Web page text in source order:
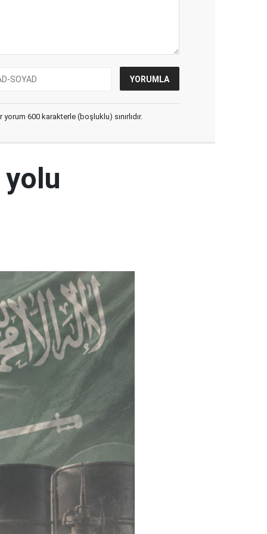
600 karakterle (boşluklu) sınırlıdır.